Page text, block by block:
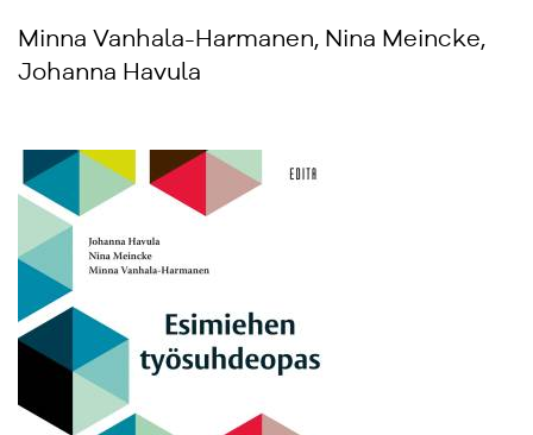
Minna Vanhala-Harmanen, Nina Meincke,
Johanna Havula